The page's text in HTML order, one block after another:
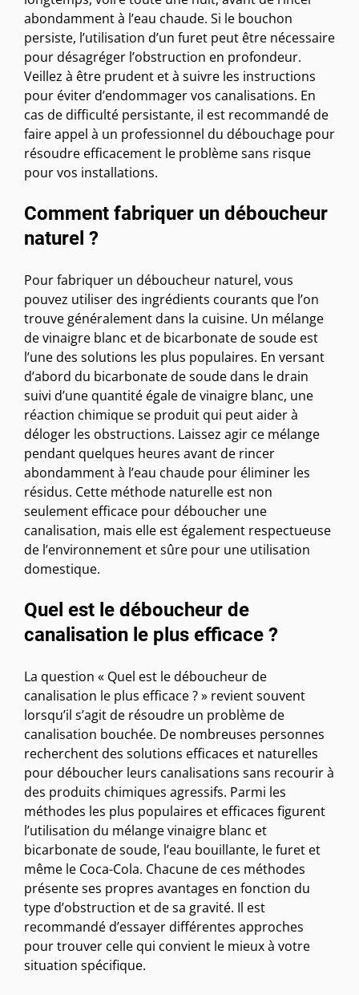
abondamment à l’eau chaude. Si le bouchon
persiste, l’utilisation d’un furet peut être nécessaire
pour désagréger l’obstruction en profondeur.
Veillez à être prudent et à suivre les instructions
pour éviter d’endommager vos canalisations. En
cas de difficulté persistante, il est recommandé de
faire appel à un professionnel du débouchage pour
résoudre efficacement le problème sans risque
pour vos installations.
Comment fabriquer un déboucheur
naturel ?
Pour fabriquer un déboucheur naturel, vous
pouvez utiliser des ingrédients courants que l’on
trouve généralement dans la cuisine. Un mélange
de vinaigre blanc et de bicarbonate de soude est
l’une des solutions les plus populaires. En versant
d’abord du bicarbonate de soude dans le drain
suivi d’une quantité égale de vinaigre blanc, une
réaction chimique se produit qui peut aider à
déloger les obstructions. Laissez agir ce mélange
pendant quelques heures avant de rincer
abondamment à l’eau chaude pour éliminer les
résidus. Cette méthode naturelle est non
seulement efficace pour déboucher une
canalisation, mais elle est également respectueuse
de l’environnement et sûre pour une utilisation
domestique.
Quel est le déboucheur de
canalisation le plus efficace ?
La question « Quel est le déboucheur de
canalisation le plus efficace ? » revient souvent
lorsqu’il s’agit de résoudre un problème de
canalisation bouchée. De nombreuses personnes
recherchent des solutions efficaces et naturelles
pour déboucher leurs canalisations sans recourir à
des produits chimiques agressifs. Parmi les
méthodes les plus populaires et efficaces figurent
l’utilisation du mélange vinaigre blanc et
bicarbonate de soude, l’eau bouillante, le furet et
même le Coca-Cola. Chacune de ces méthodes
présente ses propres avantages en fonction du
type d’obstruction et de sa gravité. Il est
recommandé d’essayer différentes approches
pour trouver celle qui convient le mieux à votre
situation spécifique.